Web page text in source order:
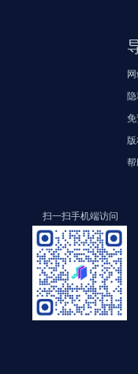
免
帮
扫一扫手机端访问